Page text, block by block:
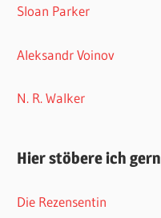
Sloan Parker
Aleksandr Voinov
N. R. Walker
Hier stöbere ich gern
Die Rezensentin